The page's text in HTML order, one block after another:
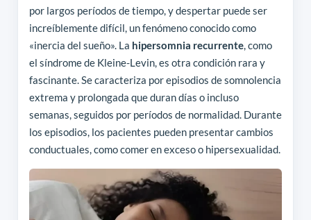
por largos períodos de tiempo, y despertar puede ser
increíblemente difícil, un fenómeno conocido como
«inercia del sueño». La hipersomnia recurrente, como
el síndrome de Kleine-Levin, es otra condición rara y
fascinante. Se caracteriza por episodios de somnolencia
extrema y prolongada que duran días o incluso
semanas, seguidos por períodos de normalidad. Durante
los episodios, los pacientes pueden presentar cambios
conductuales, como comer en exceso o hipersexualidad.